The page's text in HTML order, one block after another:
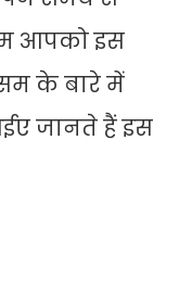
आपको इस
के बारे में
जानते हैं इस